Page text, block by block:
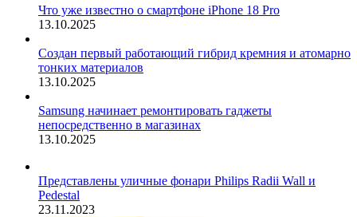
Что уже известно о смартфоне iPhone 18 Pro
13.10.2025
Создан первый работающий гибрид кремния и атомарно
тонких материалов
13.10.2025
Samsung начинает ремонтировать гаджеты
непосредственно в магазинах
13.10.2025
Представлены уличные фонари Philips Radii Wall и
Pedestal
23.11.2023